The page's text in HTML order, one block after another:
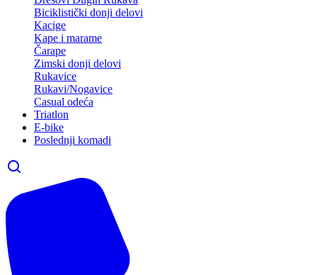
Biciklistički donji delovi
Kacige
Kape i marame
Čarape
Zimski donji delovi
Rukavice
Rukavi/Nogavice
Casual odeća
Triatlon
E-bike
Poslednji komadi